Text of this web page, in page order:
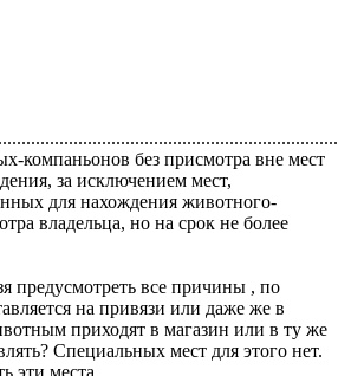
компаньонов без присмотра вне мест
за исключением мест,
для нахождения животного-
владельца, но на срок не более
предусмотреть все причины , по
на привязи или даже же в
приходят в магазин или в ту же
Специальных мест для этого нет.
эти места.